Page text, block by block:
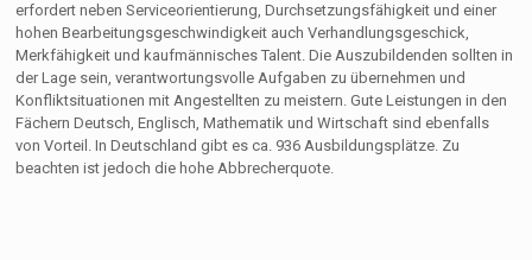
erfordert neben Serviceorientierung, Durchsetzungsfähigkeit und einer
hohen Bearbeitungsgeschwindigkeit auch Verhandlungsgeschick,
Merkfähigkeit und kaufmännisches Talent. Die Auszubildenden sollten in
der Lage sein, verantwortungsvolle Aufgaben zu übernehmen und
Konfliktsituationen mit Angestellten zu meistern. Gute Leistungen in den
Fächern Deutsch, Englisch, Mathematik und Wirtschaft sind ebenfalls
von Vorteil. In Deutschland gibt es ca. 936 Ausbildungsplätze. Zu
beachten ist jedoch die hohe Abbrecherquote.